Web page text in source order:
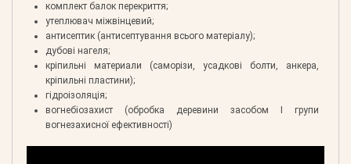
комплект балок перекриття;
утеплювач міжвінцевий;
антисептик (антисептування всього матеріалу);
дубові нагеля;
кріпильні материали (саморізи, усадкові болти, анкера,
кріпильні пластини);
гідроізоляція;
вогнебіозахист (обробка деревини засобом І групи
вогнезахисної ефективності)